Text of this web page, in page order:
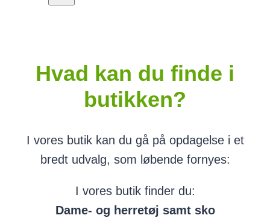
Hvad kan du finde i
butikken?
I vores butik kan du gå på opdagelse i et
bredt udvalg, som løbende fornyes:
I vores butik finder du:
Dame- og herretøj samt sko